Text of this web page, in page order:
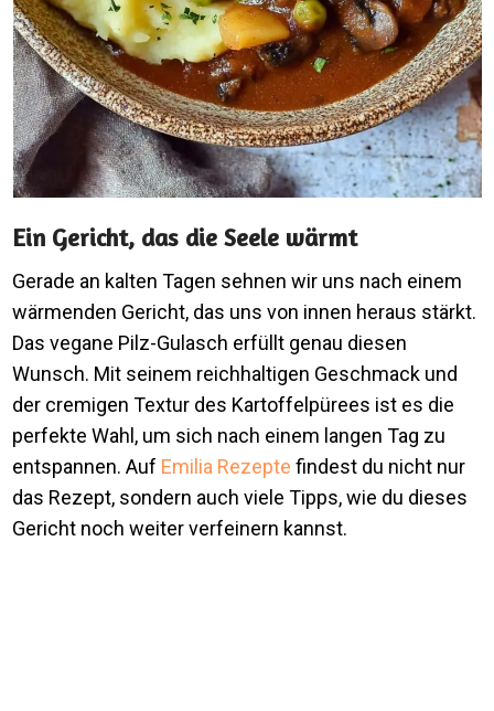
Ein Gericht, das die Seele wärmt
Gerade an kalten Tagen sehnen wir uns nach einem
wärmenden Gericht, das uns von innen heraus stärkt.
Das vegane Pilz-Gulasch erfüllt genau diesen
Wunsch. Mit seinem reichhaltigen Geschmack und
der cremigen Textur des Kartoffelpürees ist es die
perfekte Wahl, um sich nach einem langen Tag zu
entspannen. Auf Emilia Rezepte findest du nicht nur
das Rezept, sondern auch viele Tipps, wie du dieses
Gericht noch weiter verfeinern kannst.